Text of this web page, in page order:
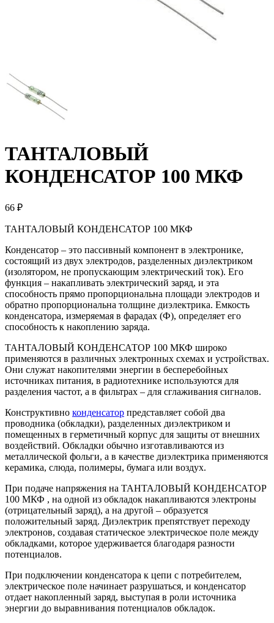
ТАНТАЛОВЫЙ
КОНДЕНСАТОР 100 МКФ
66 ₽
ТАНТАЛОВЫЙ КОНДЕНСАТОР 100 МКФ
Конденсатор – это пассивный компонент в электронике,
состоящий из двух электродов, разделенных диэлектриком
(изолятором, не пропускающим электрический ток). Его
функция – накапливать электрический заряд, и эта
способность прямо пропорциональна площади электродов и
обратно пропорциональна толщине диэлектрика. Емкость
конденсатора, измеряемая в фарадах (Ф), определяет его
способность к накоплению заряда.
ТАНТАЛОВЫЙ КОНДЕНСАТОР 100 МКФ широко
применяются в различных электронных схемах и устройствах.
Они служат накопителями энергии в бесперебойных
источниках питания, в радиотехнике используются для
разделения частот, а в фильтрах – для сглаживания сигналов.
Конструктивно конденсатор представляет собой два
проводника (обкладки), разделенных диэлектриком и
помещенных в герметичный корпус для защиты от внешних
воздействий. Обкладки обычно изготавливаются из
металлической фольги, а в качестве диэлектрика применяются
керамика, слюда, полимеры, бумага или воздух.
При подаче напряжения на ТАНТАЛОВЫЙ КОНДЕНСАТОР
100 МКФ , на одной из обкладок накапливаются электроны
(отрицательный заряд), а на другой – образуется
положительный заряд. Диэлектрик препятствует переходу
электронов, создавая статическое электрическое поле между
обкладками, которое удерживается благодаря разности
потенциалов.
При подключении конденсатора к цепи с потребителем,
электрическое поле начинает разрушаться, и конденсатор
отдает накопленный заряд, выступая в роли источника
энергии до выравнивания потенциалов обкладок.